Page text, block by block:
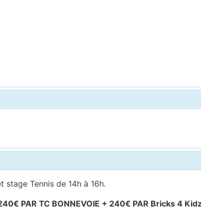
stage Tennis de 14h à 16h.
PAR TC BONNEVOIE + 240€ PAR Bricks 4